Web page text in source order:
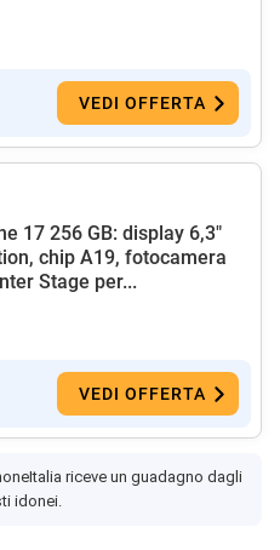
VEDI OFFERTA
17 256 GB: display 6,3"
chip A19, fotocamera
Stage per...
VEDI OFFERTA
riceve un guadagno dagli
idonei.